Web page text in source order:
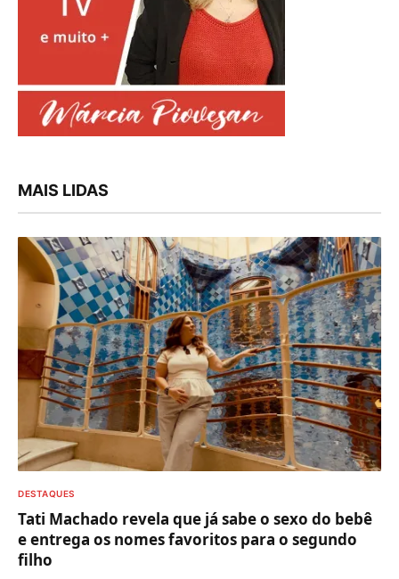
MAIS LIDAS
DESTAQUES
Tati Machado revela que já sabe o sexo do bebê
e entrega os nomes favoritos para o segundo
filho